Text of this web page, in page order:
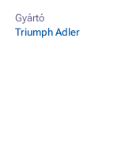
Gyártó
Triumph Adler